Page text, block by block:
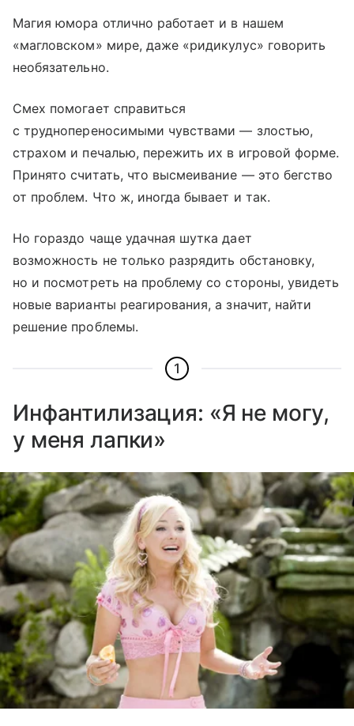
Магия юмора отлично работает и в нашем
«магловском» мире, даже «ридикулус» говорить
необязательно.
Смех помогает справиться
с труднопереносимыми чувствами — злостью,
страхом и печалью, пережить их в игровой форме.
Принято считать, что высмеивание — это бегство
от проблем. Что ж, иногда бывает и так.
Но гораздо чаще удачная шутка дает
возможность не только разрядить обстановку,
но и посмотреть на проблему со стороны, увидеть
новые варианты реагирования, а значит, найти
решение проблемы.
1
Инфантилизация: «Я не могу,
у меня лапки»